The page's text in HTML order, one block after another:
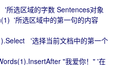
选区域的字数 Sentences对象
'所选区域中的第一句的内容
'选择当前文档中的第一个
"我爱你！" '在